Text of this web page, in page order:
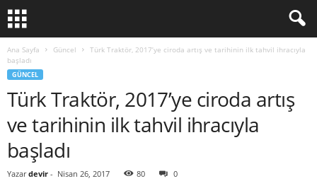
Ana Sayfa Güncel
Türk Traktör, 2017’ye ciroda artış ve tarihinin ilk tahvil ihracıyla
başladı
GÜNCEL
Türk Traktör, 2017’ye ciroda artış
ve tarihinin ilk tahvil ihracıyla
başladı
Yazar devir - Nisan 26, 2017 80 0